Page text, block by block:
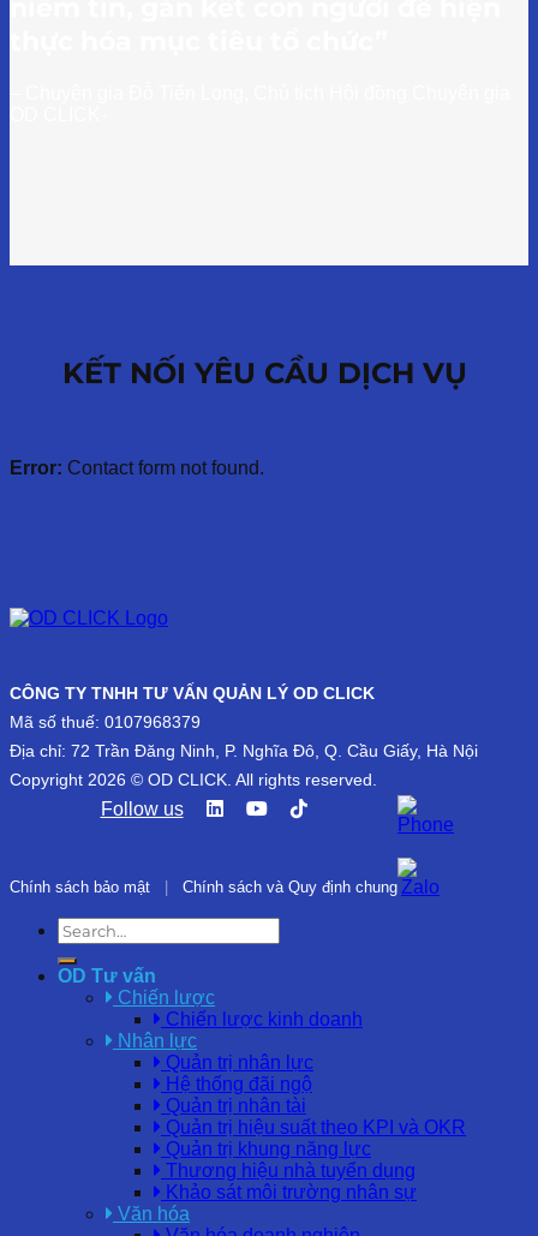
KẾT NỐI YÊU CẦU DỊCH VỤ
Error: Contact form not found.
CÔNG TY TNHH TƯ VẤN QUẢN LÝ OD CLICK
Mã số thuế: 0107968379
Địa chỉ: 72 Trần Đăng Ninh, P. Nghĩa Đô, Q. Cầu Giấy, Hà Nội
Copyright 2026 © OD CLICK. All rights reserved.
Follow us
Chính sách bảo mật | Chính sách và Quy định chung
OD Tư vấn
Chiến lược
Chiến lược kinh doanh
Nhân lực
Quản trị nhân lực
Hệ thống đãi ngộ
Quản trị nhân tài
Quản trị hiệu suất theo KPI và OKR
Quản trị khung năng lực
Thương hiệu nhà tuyển dụng
Khảo sát môi trường nhân sự
Văn hóa